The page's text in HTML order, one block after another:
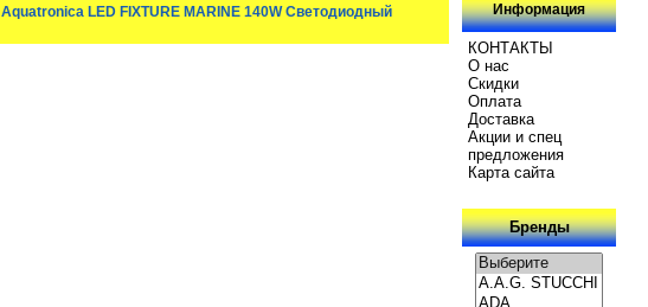
LED FIXTURE MARINE 140W Светодиодный
Информация
КОНТАКТЫ
О нас
Скидки
Oплатa
Доставка
Акции и спец
предложения
Карта сайта
Бренды